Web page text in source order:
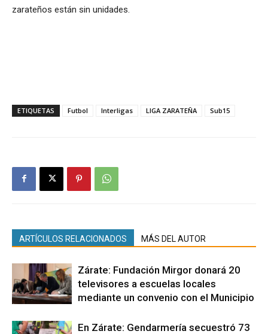
zarateños están sin unidades.
ETIQUETAS Futbol Interligas LIGA ZARATEÑA Sub15
ARTÍCULOS RELACIONADOS MÁS DEL AUTOR
Zárate: Fundación Mirgor donará 20
televisores a escuelas locales
mediante un convenio con el Municipio
En Zárate: Gendarmería secuestró 73